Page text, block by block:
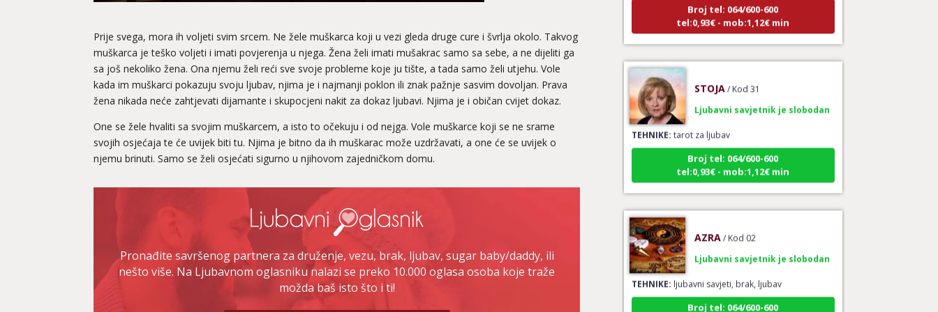
Prije svega, mora ih voljeti svim srcem. Ne žele muškarca koji u vezi gleda druge cure i švrlja okolo. Takvog
muškarca je teško voljeti i imati povjerenja u njega. Žena želi imati mušakrac samo sa sebe, a ne dijeliti ga
sa još nekoliko žena. Ona njemu želi reći sve svoje probleme koje ju tište, a tada samo želi utjehu. Vole
kada im muškarci pokazuju svoju ljubav, njima je i najmanji poklon ili znak pažnje sasvim dovoljan. Prava
žena nikada neće zahtjevati dijamante i skupocjeni nakit za dokaz ljubavi. Njima je i običan cvijet dokaz.
One se žele hvaliti sa svojim muškarcem, a isto to očekuju i od nejga. Vole muškarce koji se ne srame
svojih osjećaja te će uvijek biti tu. Njima je bitno da ih muškarac može uzdržavati, a one će se uvijek o
njemu brinuti. Samo se želi osjećati sigurno u njihovom zajedničkom domu.
Pronađite savršenog partnera za druženje, vezu, brak, ljubav, sugar baby/daddy, ili
nešto više. Na Ljubavnom oglasniku nalazi se preko 10.000 oglasa osoba koje traže
možda baš isto što i ti!
tel:0,93€ - mob:1,12€ min
TEHNIKE:tarot za ljubav
Broj tel: 064/600-600
tel:0,93€ - mob:1,12€ min
TEHNIKE:ljubavni savjeti, brak, ljubav
Broj tel: 064/600-600